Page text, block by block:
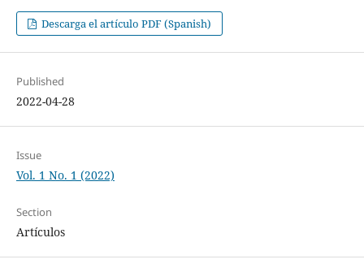
Descarga el artículo PDF (Spanish)
Published
2022-04-28
Issue
Vol. 1 No. 1 (2022)
Section
Artículos